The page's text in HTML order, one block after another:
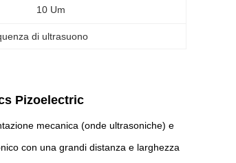
10 Um
di ultrasuono
Pizoelectric
mecanica (onde ultrasoniche) e
con una grandi distanza e larghezza